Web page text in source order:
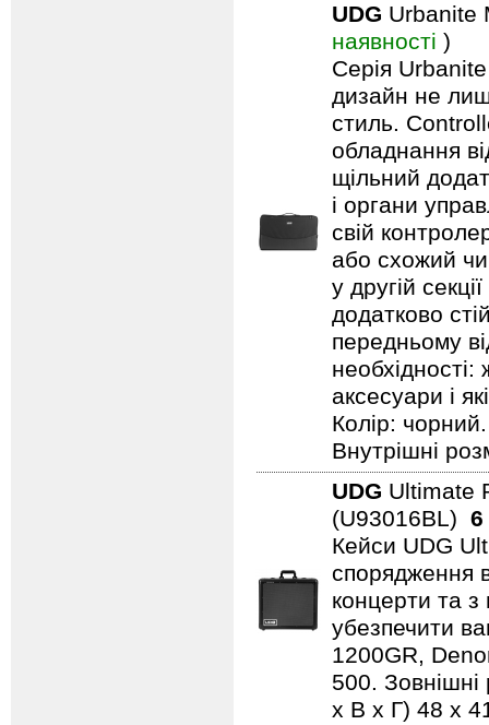
UDG Urbanite
наявності )
Серія
дизайн не
стиль.
обладнання
щільний
і органи
свій
або схожий
у другій
додатково
передньому
аксесуари і
Колір:
Внутрішні
UDG Ultimate
(U93016BL) 6
Кейси UDG
спорядження
концерти та з
убезпечити
1200GR,
500.
x В x Г) 48 x